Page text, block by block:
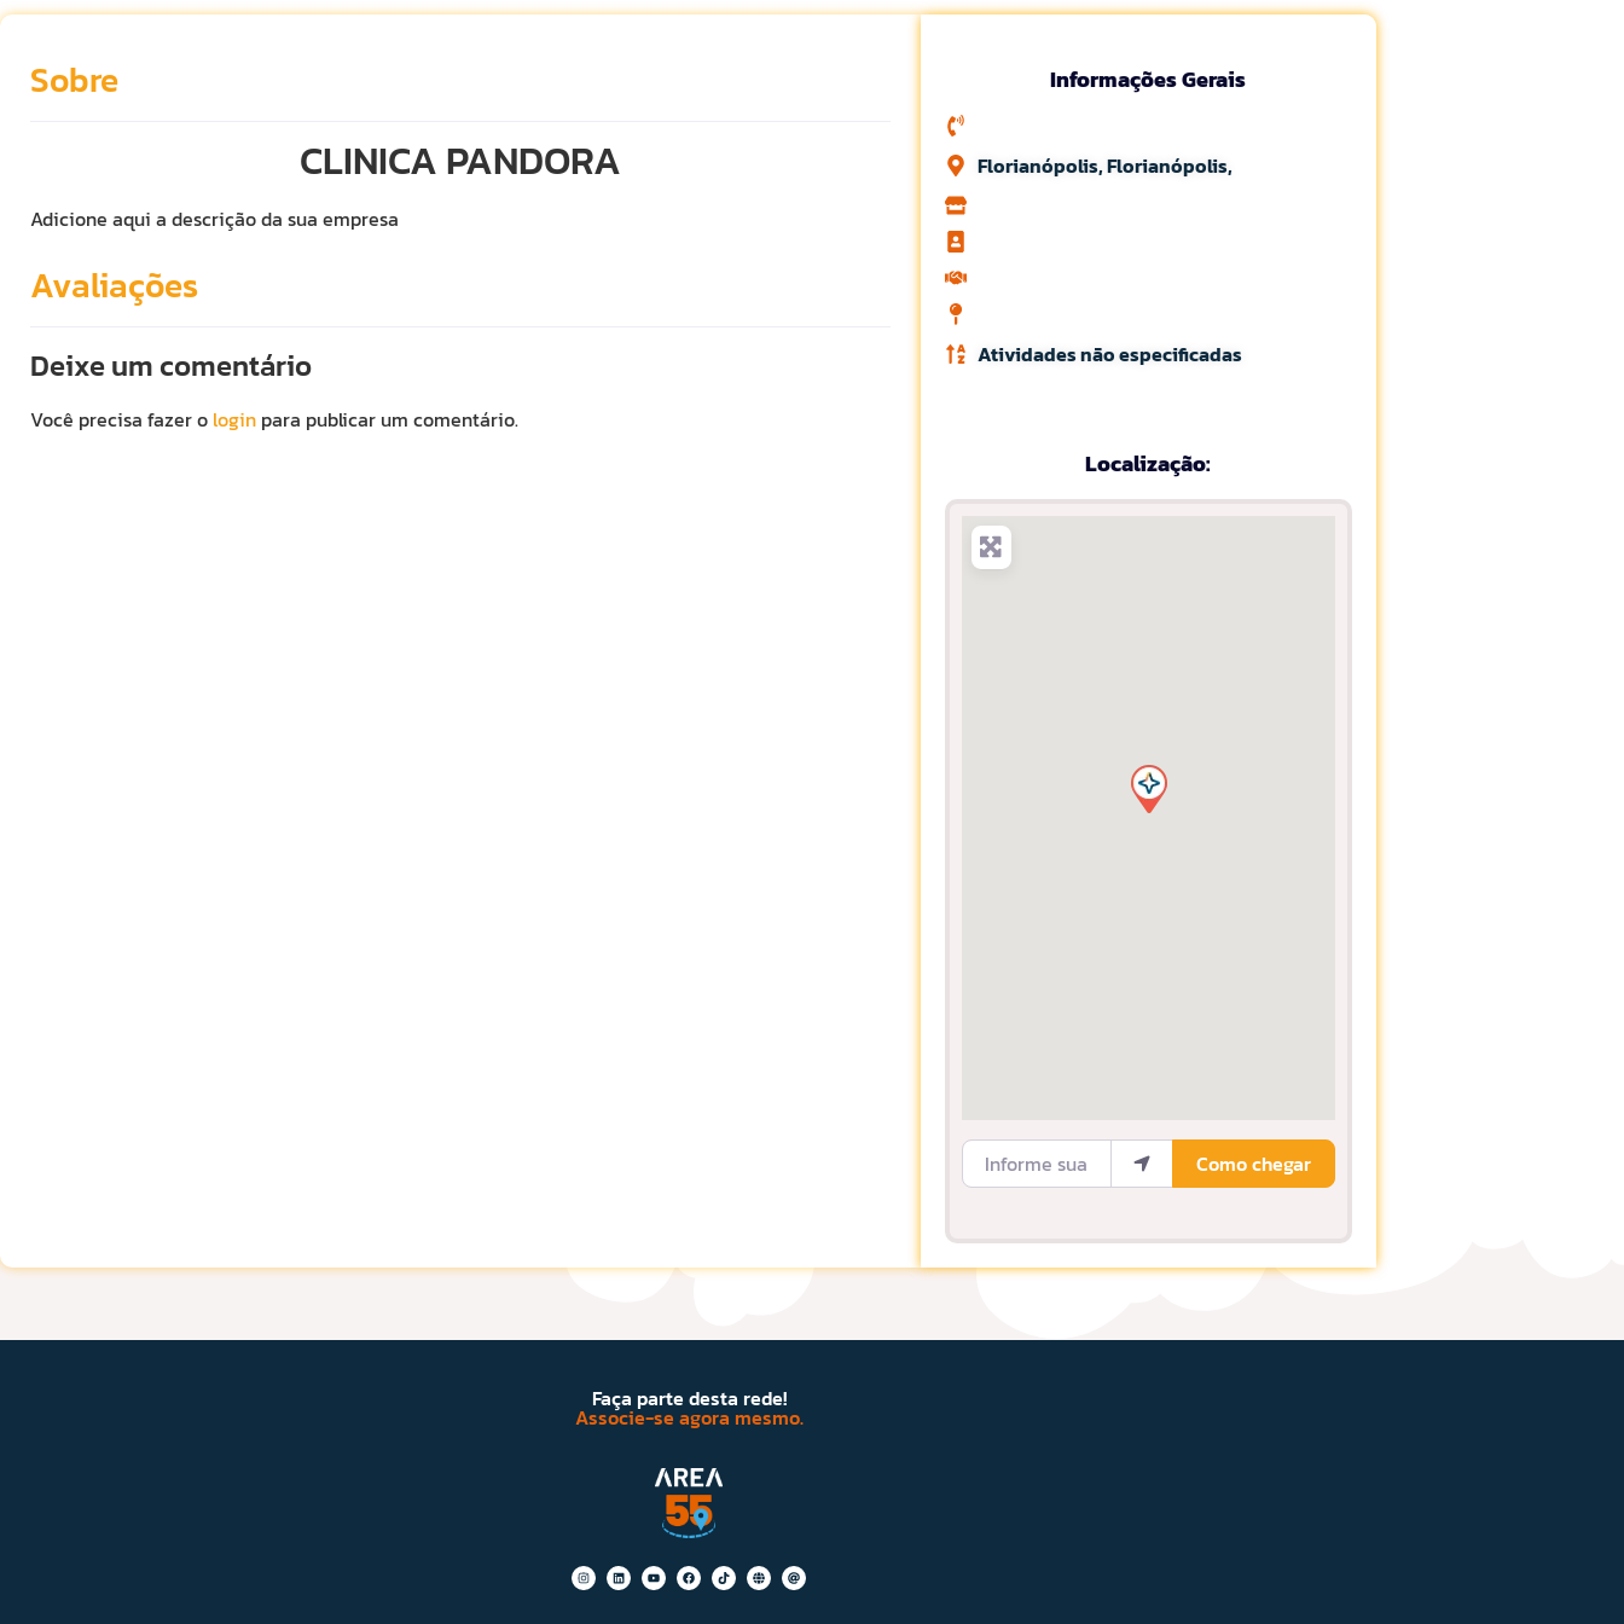
Sobre
CLINICA PANDORA
Adicione aqui a descrição da sua empresa
Avaliações
Deixe um comentário
Você precisa fazer o login para publicar um comentário.
Informações Gerais
Florianópolis, Florianópolis,
Atividades não especificadas
Localização:
Informe sua Localização
Como chegar
Faça parte desta rede!
Associe-se agora mesmo.